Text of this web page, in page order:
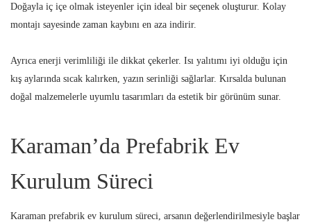
Doğayla iç içe olmak isteyenler için ideal bir seçenek oluşturur. Kolay
montajı sayesinde zaman kaybını en aza indirir.
Ayrıca enerji verimliliği ile dikkat çekerler. Isı yalıtımı iyi olduğu için
kış aylarında sıcak kalırken, yazın serinliği sağlarlar. Kırsalda bulunan
doğal malzemelerle uyumlu tasarımları da estetik bir görünüm sunar.
Karaman’da Prefabrik Ev
Kurulum Süreci
Karaman prefabrik ev kurulum süreci, arsanın değerlendirilmesiyle başlar